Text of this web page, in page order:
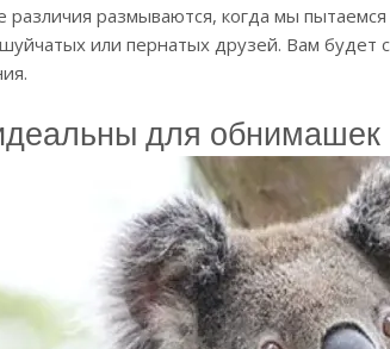
различия размываются, когда мы
или пернатых друзей. Вам будет
для обнимашек